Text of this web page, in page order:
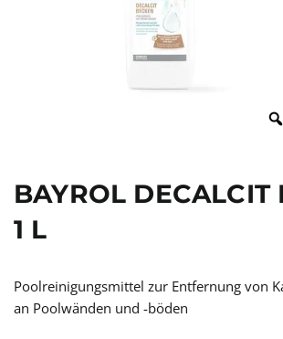
BAYROL DECALCIT
1 L
Poolreinigungsmittel zur Entfernung von
an Poolwänden und -böden